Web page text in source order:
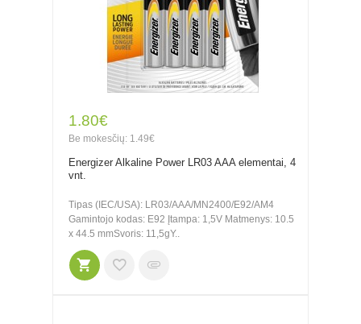
1.80€
Be mokesčių: 1.49€
Energizer Alkaline Power LR03 AAA elementai, 4
vnt.
Tipas (IEC/USA): LR03/AAA/MN2400/E92/AM4
Gamintojo kodas: E92 Įtampa: 1,5V Matmenys: 10.5
x 44.5 mmSvoris: 11,5gY..